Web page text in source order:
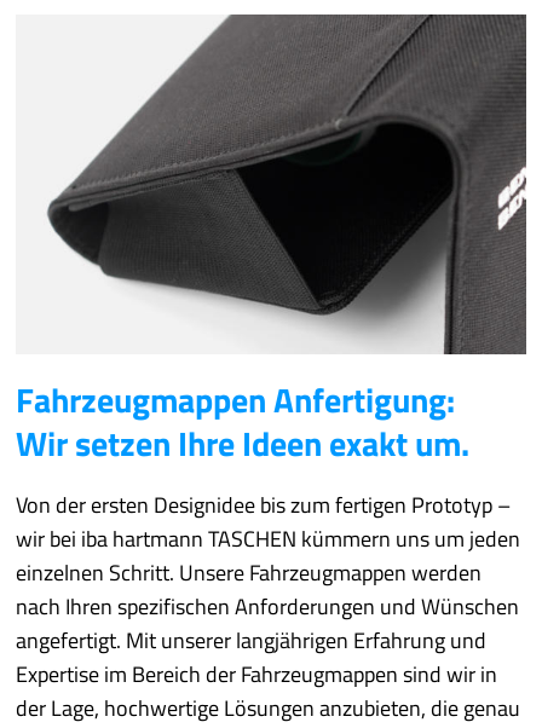
Fahrzeugmappen Anfertigung:
Wir setzen Ihre Ideen exakt um.
Von der ersten Designidee bis zum fertigen Prototyp –
wir bei iba hartmann TASCHEN kümmern uns um jeden
einzelnen Schritt. Unsere Fahrzeugmappen werden
nach Ihren spezifischen Anforderungen und Wünschen
angefertigt. Mit unserer langjährigen Erfahrung und
Expertise im Bereich der Fahrzeugmappen sind wir in
der Lage, hochwertige Lösungen anzubieten, die genau